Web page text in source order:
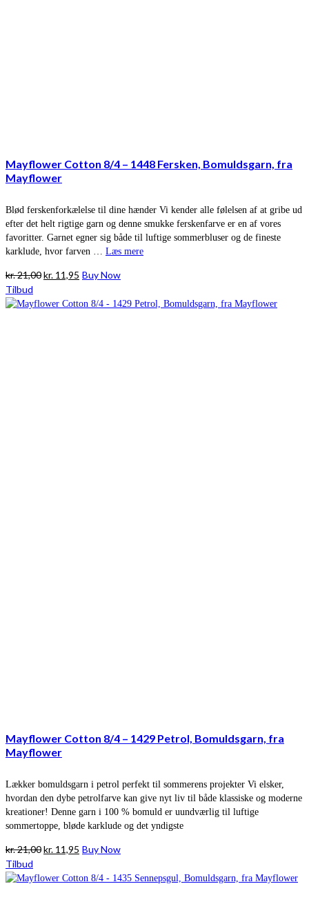
Mayflower Cotton 8/4 – 1448 Fersken, Bomuldsgarn, fra
Mayflower
Blød ferskenforkælelse til dine hænder Vi kender alle følelsen af at gribe ud
efter det helt rigtige garn og denne smukke ferskenfarve er en af vores
favoritter. Garnet egner sig både til luftige sommerbluser og de fineste
karklude, hvor farven … Læs mere
kr.21,00Den
pris
kr. 11,95 Den
pris
Buy Now
Tilbud
Mayflower Cotton 8/4 – 1429 Petrol, Bomuldsgarn, fra
Mayflower
Lækker bomuldsgarn i petrol perfekt til sommerens projekter Vi elsker,
hvordan den dybe petrolfarve kan give nyt liv til både klassiske og moderne
kreationer! Denne garn i 100 % bomuld er uundværlig til luftige
sommertoppe, bløde karklude og det yndigste
kr.21,00Den
pris
kr. 11,95 Den
pris
Buy Now
Tilbud